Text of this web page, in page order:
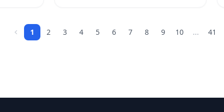
1 2 3 4 5 6 7 8 9 10 ... 41